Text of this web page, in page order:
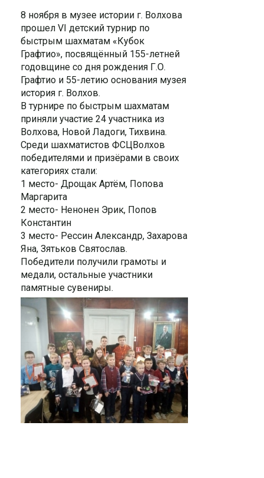
8 ноября в музее истории г. Волхова
прошел VI детский турнир по
быстрым шахматам «Кубок
Графтио», посвящённый 155-летней
годовщине со дня рождения Г.О.
Графтио и 55-летию основания музея
история г. Волхов.
В турнире по быстрым шахматам
приняли участие 24 участника из
Волхова, Новой Ладоги, Тихвина.
Среди шахматистов ФСЦВолхов
победителями и призёрами в своих
категориях стали:
1 место- Дрощак Артём, Попова
Маргарита
2 место- Ненонен Эрик, Попов
Константин
3 место- Рессин Александр, Захарова
Яна, Зятьков Святослав.
Победители получили грамоты и
медали, остальные участники
памятные сувениры.